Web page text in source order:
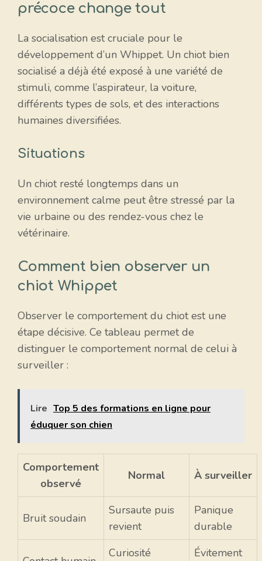
précoce change tout
La socialisation est cruciale pour le
développement d’un Whippet. Un chiot bien
socialisé a déjà été exposé à une variété de
stimuli, comme l’aspirateur, la voiture,
différents types de sols, et des interactions
humaines diversifiées.
Situations
Un chiot resté longtemps dans un
environnement calme peut être stressé par la
vie urbaine ou des rendez-vous chez le
vétérinaire.
Comment bien observer un
chiot Whippet
Observer le comportement du chiot est une
étape décisive. Ce tableau permet de
distinguer le comportement normal de celui à
surveiller :
Lire Top 5 des formations en ligne pour
éduquer son chien
Comportement
observé
Normal À surveiller
Bruit soudain
Sursaute puis
revient
Panique
durable
Curiosité
Évitement